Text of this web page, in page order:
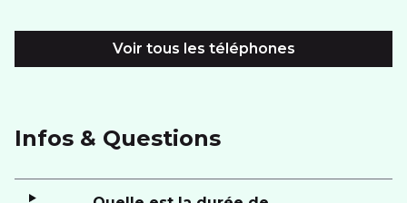
Voir tous les téléphones
Infos & Questions